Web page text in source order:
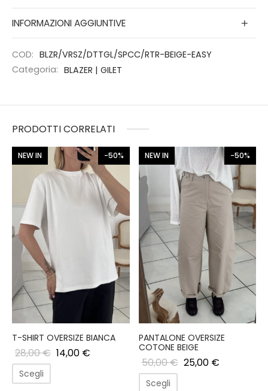
INFORMAZIONI AGGIUNTIVE
COD: BLZR/VRSZ/DTTGL/SPCC/RTR-BEIGE-EASY
Categoria: BLAZER | GILET
PRODOTTI CORRELATI
NEW IN -50%
T-SHIRT OVERSIZE BIANCA
28,00€ 14,00 €
Scegli
NEW IN -50%
PANTALONE OVERSIZE
COTONE BEIGE
50,00€ 25,00 €
Scegli